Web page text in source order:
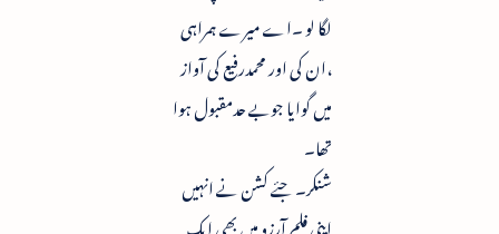
لگا لو ۔اے میرے ہمراہی
،ان کی اور محمدرفیع کی آواز
میں گوایا جوبے حدمقبول ہوا
تھا۔
شنکر۔ جئے کشن نے انہیں
اپنی فلم آرزو میں بھی ایک